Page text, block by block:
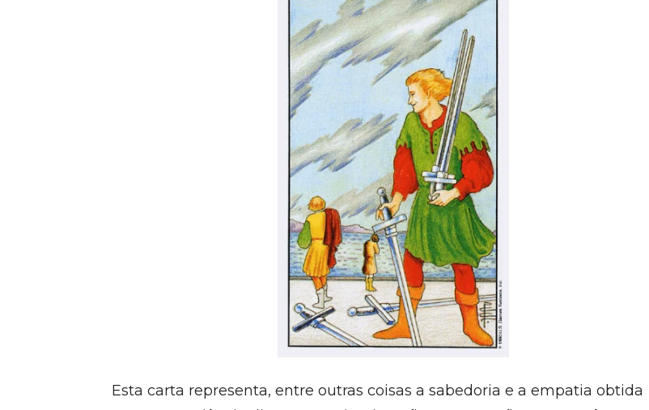
Esta carta representa, entre outras coisas a sabedoria e a empatia obtida